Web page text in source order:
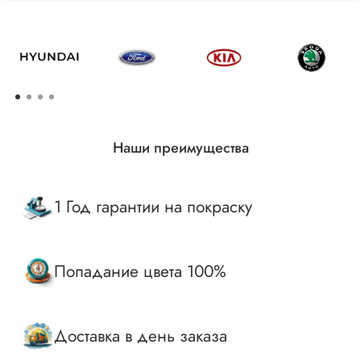
Наши преимущества
1 Год гарантии на покраску
Попадание цвета 100%
Доставка в день заказа